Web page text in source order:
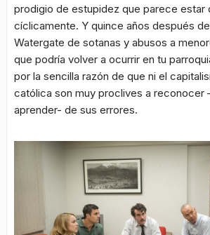
prodigio de estupidez que parece estar
cíclicamente. Y quince años después
Watergate de sotanas y abusos a
que podría volver a ocurrir en tu
por la sencilla razón de que ni el
católica son muy proclives a reconocer
aprender- de sus errores.